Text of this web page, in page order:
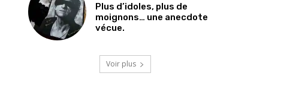
Plus d’idoles, plus de
moignons… une anecdote
vécue.
Voir plus